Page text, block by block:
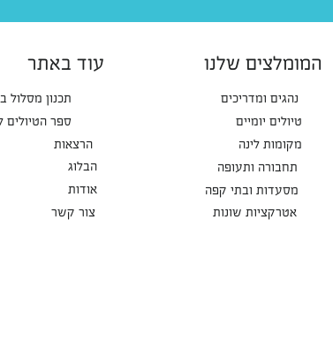
עוד באתר
תכנון מסלול
ספר הטיולים
הרצאות
הבלוג
אודות
צור קשר
המומלצים שלנו
נהגים ומדריכים
טיולים יומיים
מקומות לינה
תחבורה ותעופה
מסעדות ובתי קפה
אטרקציות שונות